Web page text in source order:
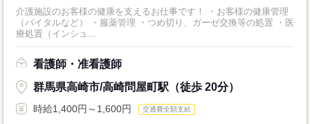
介護施設のお客様の健康を支えるお仕事です！ ・お客様の健康管理
（バイタルなど） ・服薬管理 ・つめ切り、ガーゼ交換等の処置 ・医
療処置（インシュ...
看護師・准看護師
群馬県高崎市/高崎問屋町駅（徒歩 20分）
時給1,400円～1,600円 交通費全額支給